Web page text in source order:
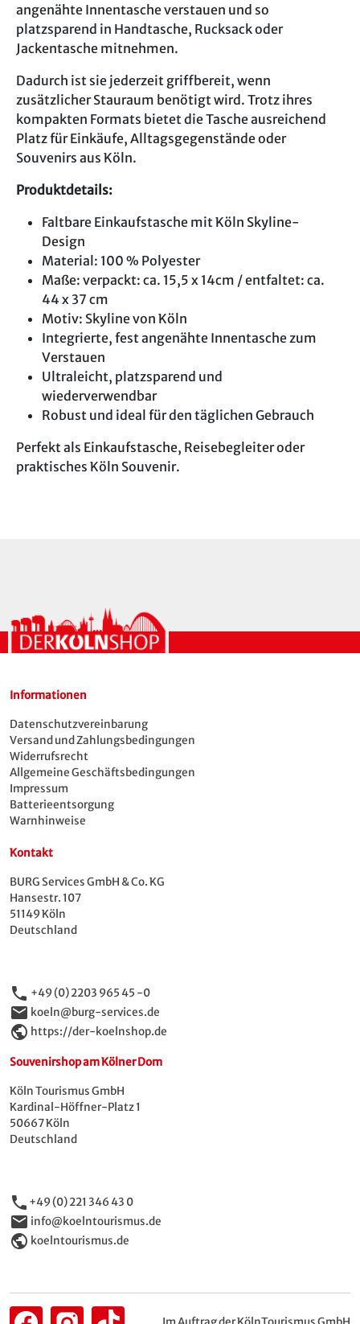
angenähte Innentasche verstauen und so
platzsparend in Handtasche, Rucksack oder
Jackentasche mitnehmen.
Dadurch ist sie jederzeit griffbereit, wenn
zusätzlicher Stauraum benötigt wird. Trotz ihres
kompakten Formats bietet die Tasche ausreichend
Platz für Einkäufe, Alltagsgegenstände oder
Souvenirs aus Köln.
Produktdetails:
Faltbare Einkaufstasche mit Köln Skyline-
Design
Material: 100 % Polyester
Maße: verpackt: ca. 15,5 x 14cm / entfaltet: ca.
44 x 37 cm
Motiv: Skyline von Köln
Integrierte, fest angenähte Innentasche zum
Verstauen
Ultraleicht, platzsparend und
wiederverwendbar
Robust und ideal für den täglichen Gebrauch
Perfekt als Einkaufstasche, Reisebegleiter oder
praktisches Köln Souvenir.
Informationen
Datenschutzvereinbarung
Versand und Zahlungsbedingungen
Widerrufsrecht
Allgemeine Geschäftsbedingungen
Impressum
Batterieentsorgung
Warnhinweise
Kontakt
BURG Services GmbH & Co. KG
Hansestr. 107
51149 Köln
Deutschland
phone +49 (0) 2203 965 45 -0
email koeln@burg-services.de
public https://der-koelnshop.de
Souvenirshop am Kölner Dom
Köln Tourismus GmbH
Kardinal-Höffner-Platz 1
50667 Köln
Deutschland
phone +49 (0) 221 346 43 0
email info@koelntourismus.de
public koelntourismus.de